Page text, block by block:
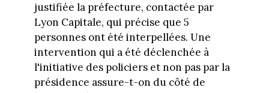
justifiée la préfecture, contactée par
Lyon Capitale, qui précise que 5
personnes ont été interpellées. Une
intervention qui a été déclenchée à
l'initiative des policiers et non pas par la
présidence assure-t-on du côté de